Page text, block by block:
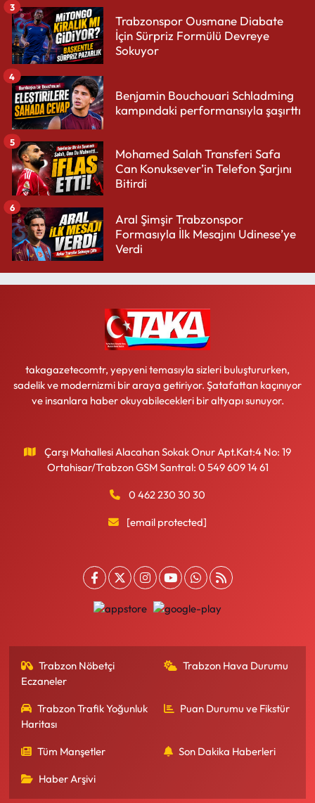
Trabzonspor Ousmane Diabate
İçin Sürpriz Formülü Devreye
Sokuyor
3
Benjamin Bouchouari Schladming
kampındaki performansıyla şaşırttı
4
Mohamed Salah Transferi Safa
Can Konuksever’in Telefon Şarjını
Bitirdi
5
Aral Şimşir Trabzonspor
Formasıyla İlk Mesajını Udinese’ye
Verdi
6
takagazetecomtr, yepyeni temasıyla sizleri buluştururken,
sadelik ve modernizmi bir araya getiriyor. Şatafattan kaçınıyor
ve insanlara haber okuyabilecekleri bir altyapı sunuyor.
Çarşı Mahallesi Alacahan Sokak Onur Apt.Kat:4 No: 19
Ortahisar/Trabzon GSM Santral: 0 549 609 14 61
0 462 230 30 30
[email protected]
Trabzon Nöbetçi
Eczaneler
Trabzon Hava Durumu
Trabzon Trafik Yoğunluk
Haritası
Puan Durumu ve Fikstür
Tüm Manşetler Son Dakika Haberleri
Haber Arşivi